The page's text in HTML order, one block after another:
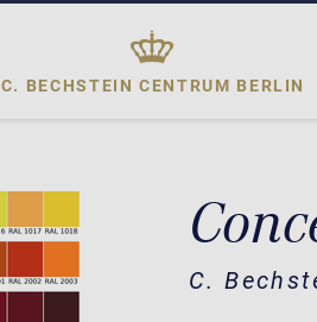
C. BECHSTEIN CENTRUM BERLIN
C.